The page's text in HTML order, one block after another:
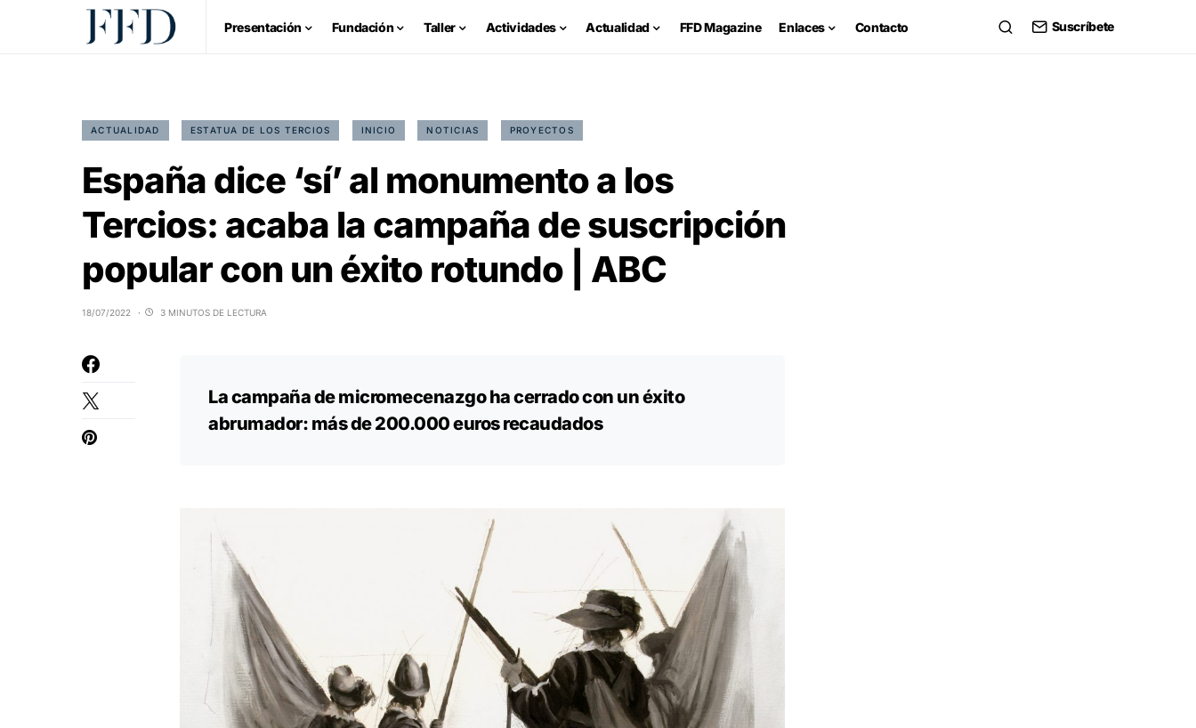
Presentación Fundación Taller Actividades Actualidad FFD Magazine Enlaces Contacto Suscríbete
ACTUALIDAD ESTATUA DE LOS TERCIOS INICIO NOTICIAS PROYECTOS
España dice ‘sí’ al monumento a los
Tercios: acaba la campaña de suscripción
popular con un éxito rotundo | ABC
18/07/2022 3 MINUTOS DE LECTURA
La campaña de micromecenazgo ha cerrado con un éxito
abrumador: más de 200.000 euros recaudados